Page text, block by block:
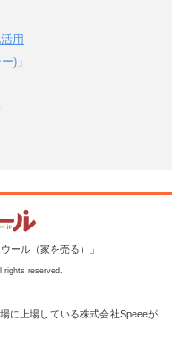
用
)」
ール（家を売る）」
reserved.
に上場している株式会社Speeeが